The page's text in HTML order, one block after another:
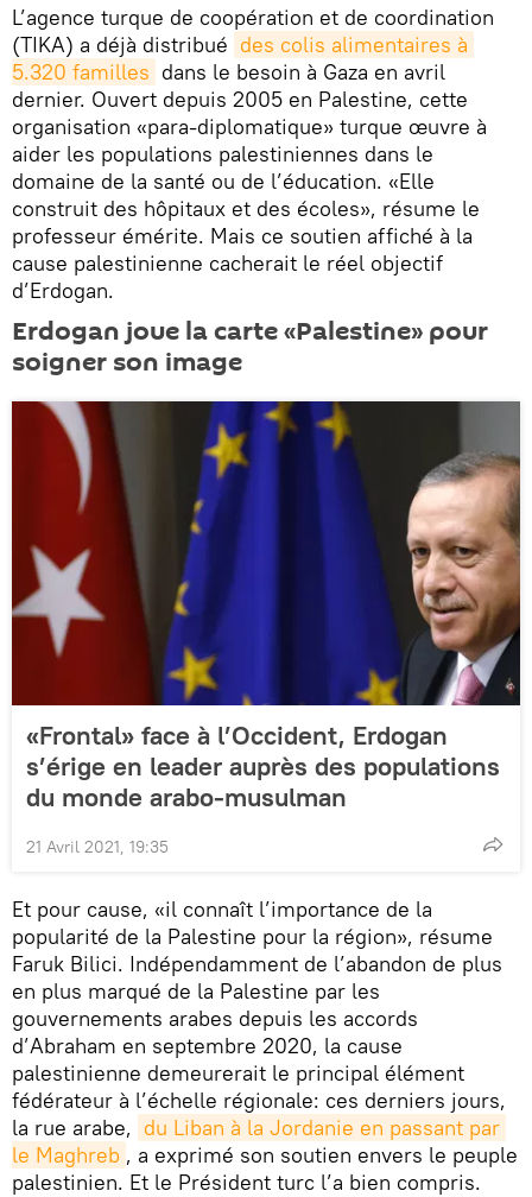
L’agence turque de coopération et de coordination
(TIKA) a déjà distribué des colis alimentaires à
5.320 familles dans le besoin à Gaza en avril
dernier. Ouvert depuis 2005 en Palestine, cette
organisation «para-diplomatique» turque œuvre à
aider les populations palestiniennes dans le
domaine de la santé ou de l’éducation. «Elle
construit des hôpitaux et des écoles», résume le
professeur émérite. Mais ce soutien affiché à la
cause palestinienne cacherait le réel objectif
d’Erdogan.
Erdogan joue la carte «Palestine» pour
soigner son image
«Frontal» face à l’Occident, Erdogan
s’érige en leader auprès des populations
du monde arabo-musulman
21 Avril 2021, 19:35
Et pour cause, «il connaît l’importance de la
popularité de la Palestine pour la région», résume
Faruk Bilici. Indépendamment de l’abandon de plus
en plus marqué de la Palestine par les
gouvernements arabes depuis les accords
d’Abraham en septembre 2020, la cause
palestinienne demeurerait le principal élément
fédérateur à l’échelle régionale: ces derniers jours,
la rue arabe, du Liban à la Jordanie en passant par
le Maghreb , a exprimé son soutien envers le peuple
palestinien. Et le Président turc l’a bien compris.